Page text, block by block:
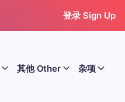
登录 Sign Up
其他 Other 杂项